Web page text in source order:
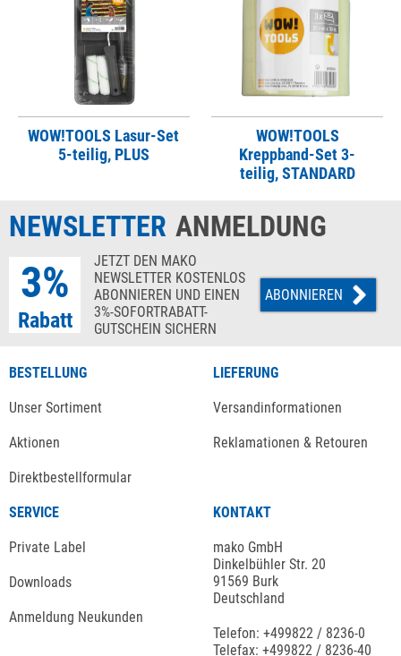
WOW!TOOLS Lasur-Set
5-teilig, PLUS
WOW!TOOLS
Kreppband-Set 3-
teilig, STANDARD
NEWSLETTER ANMELDUNG
3%
Rabatt
JETZT DEN MAKO
NEWSLETTER KOSTENLOS
ABONNIEREN UND EINEN
3%-SOFORTRABATT-
GUTSCHEIN SICHERN
ABONNIEREN
BESTELLUNG
Unser Sortiment
Aktionen
Direktbestellformular
LIEFERUNG
Versandinformationen
Reklamationen & Retouren
SERVICE
Private Label
Downloads
Anmeldung Neukunden
KONTAKT
mako GmbH
Dinkelbühler Str. 20
91569 Burk
Deutschland
Telefon: +499822 / 8236-0
Telefax: +499822 / 8236-40